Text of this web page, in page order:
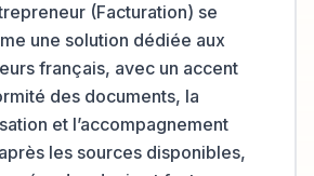
(Facturation) se
une solution dédiée aux
français, avec un accent
des documents, la
et l’accompagnement
les sources disponibles,